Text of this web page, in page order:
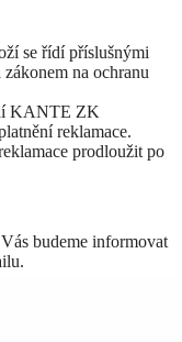
se řídí příslušnými
na ochranu
KANTE ZK
reklamace.
prodloužit po
budeme informovat